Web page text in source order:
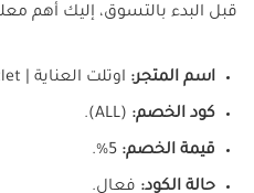
قبل البدء بالتسوق، إليك أهم
اسم المتجر: اوتلت العناية | Care Outlet.
كود الخصم: (ALL).
قيمة الخصم:
حالة الكود: فعال.